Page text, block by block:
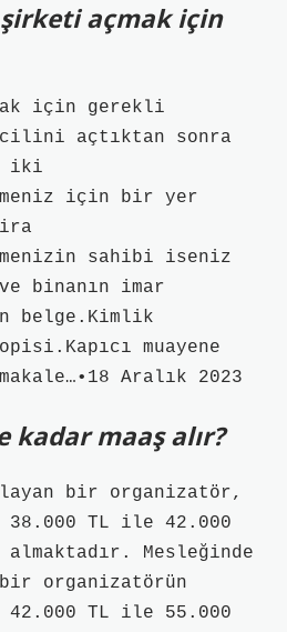
açmak için
için gerekli
açtıktan sonra
iki
için bir yer
sahibi iseniz
binanın imar
belge.Kimlik
muayene
Aralık 2023
kadar maaş alır?
bir organizatör,
TL ile 42.000
almaktadır. Mesleğinde
bir organizatörün
42.000 TL ile 55.000